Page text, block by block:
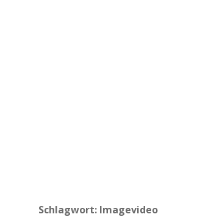
Schlagwort: Imagevideo